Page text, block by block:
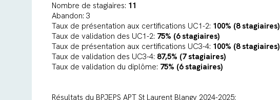
Nombre de stagiaires: 11
Abandon: 3
Taux de présentation aux certifications UC1-2: 100% (8 stagiaires)
Taux de validation des UC1-2: 75% (6 stagiaires)
Taux de présentation aux certifications UC3-4: 100% (8 stagiaires)
Taux de validation des UC3-4: 87,5% (7 stagiaires)
Taux de validation du diplôme: 75% (6 stagiaires)
Résultats du BPJEPS APT St Laurent Blangy 2024-2025: